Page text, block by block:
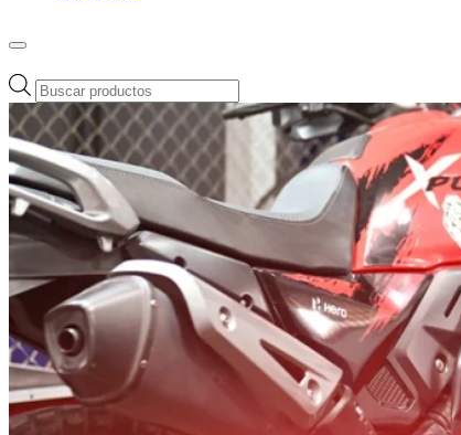
Búsqueda
de
productos